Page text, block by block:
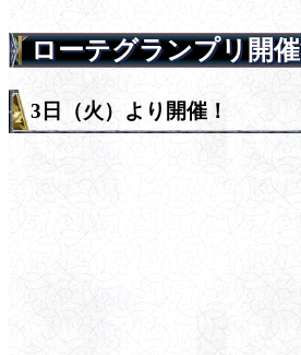
ローテグランプリ開
3日（火）より開催！